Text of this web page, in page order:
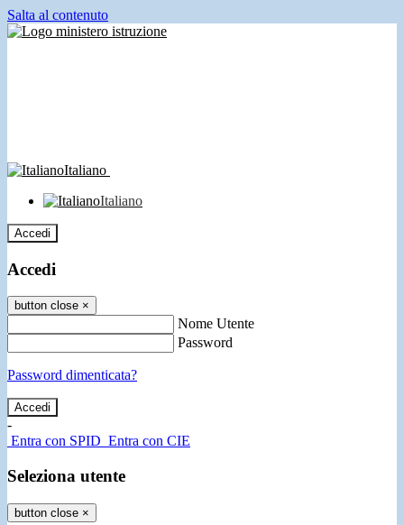
Salta al contenuto
Italiano
Italiano
Accedi
Accedi
button close ×
Nome Utente
Password
Password dimenticata?
-
Entra con SPID Entra con CIE
Seleziona utente
button close ×